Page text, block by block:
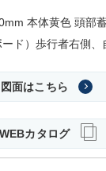
本体黄色 頭部
ード）歩行者右側
図面はこちら
WEBカタログ